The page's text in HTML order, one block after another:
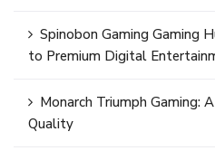
Spinobon Gaming Gaming
to Premium Digital
Monarch Triumph Gaming:
Quality